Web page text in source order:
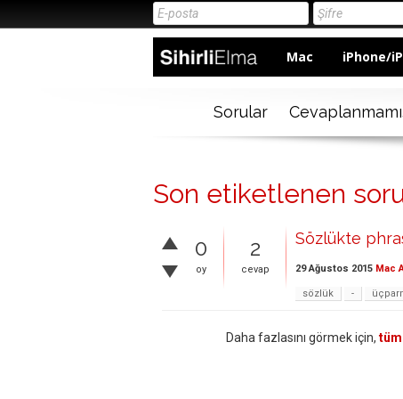
Mac iPhone/
Sorular
Son etiketlenen
0
oy
2
cevap
Sözlükte
29 Ağustos 2015 Mac
sözlük -
Daha fazlasını görmek için,